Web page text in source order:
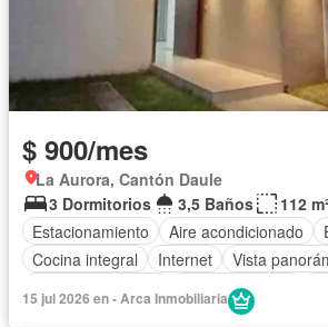
$ 900/mes
La Aurora, Cantón Daule
3 Dormitorios
3,5 Baños
112
Estacionamiento
Aire acondicionado
Cocina integral
Internet Vista
Área para niños
Acceso para personas con discapacidad
15 jul 2026 en - Arca Inmobiliaria